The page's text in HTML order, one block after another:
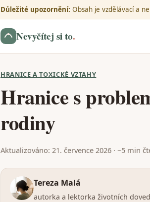
Důležité upozornění: Obsah je vzdělávací a
Nevyčítej si to.
HRANICE A TOXICKÉ VZTAHY
Hranice s
rodiny
Aktualizováno: 21. července 2026 · ~5 min
Tereza Malá
autorka a lektorka životních